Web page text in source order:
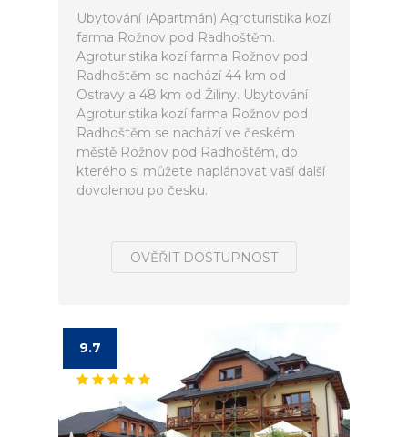
Ubytování (Apartmán) Agroturistika kozí
farma Rožnov pod Radhoštěm.
Agroturistika kozí farma Rožnov pod
Radhoštěm se nachází 44 km od
Ostravy a 48 km od Žiliny. Ubytování
Agroturistika kozí farma Rožnov pod
Radhoštěm se nachází ve českém
městě Rožnov pod Radhoštěm, do
kterého si můžete naplánovat vaší další
dovolenou po česku.
OVĚŘIT DOSTUPNOST
9.7